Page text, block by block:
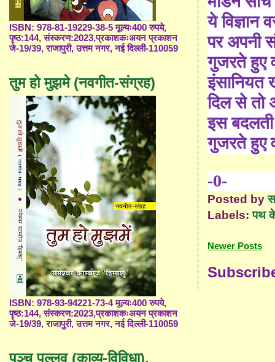
ये विज्ञान
पर अपनी
गुजरते हुए
इंसानियत
दिल से तो
इस
गुजरते हुए
-0-
Posted by
Labels:पथ
Newer Posts
ISBN: 978-81-19229-38-5 मूल्यः400 रुपये,
पृष्ठ:144, संस्करण:2023,प्रकाशकःअयन प्रकाशन
जे-19/39, राजापुरी, उत्तम नगर, नई दिल्ली-110059
तुम हो मुझमे (नवगीत-संग्रह)
ISBN: 978-93-94221-73-4 मूल्यः400 रुपये,
पृष्ठ:144, संस्करण:2023,प्रकाशकःअयन प्रकाशन
जे-19/39, राजापुरी, उत्तम नगर, नई दिल्ली-110059
पञ्च पल्लव (काव्य-विविधा),